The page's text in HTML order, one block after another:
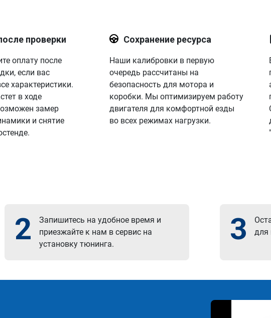
проверки
оплату после
если вас
характеристики.
в ходе
замер
и снятие
Сохранение ресурса
Наши калибровки в первую
очередь рассчитаны на
безопасность для мотора и
коробки. Мы оптимизируем работу
двигателя для комфортной езды
во всех режимах нагрузки.
2
Запишитесь на удобное время и
приезжайте к нам в сервис на
установку тюнинга.
3
для